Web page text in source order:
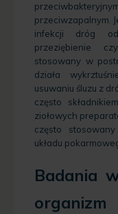
przeciwzapalnym.
infekcji dróg
przeziębienie
stosowany w
działa
usuwaniu śluzu z
często
ziołowych
często
układu
Badania
organizm